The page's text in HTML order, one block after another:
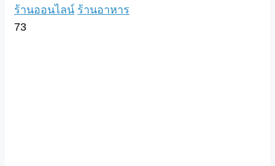
ร้านออนไลน์ ร้านอาหาร
73